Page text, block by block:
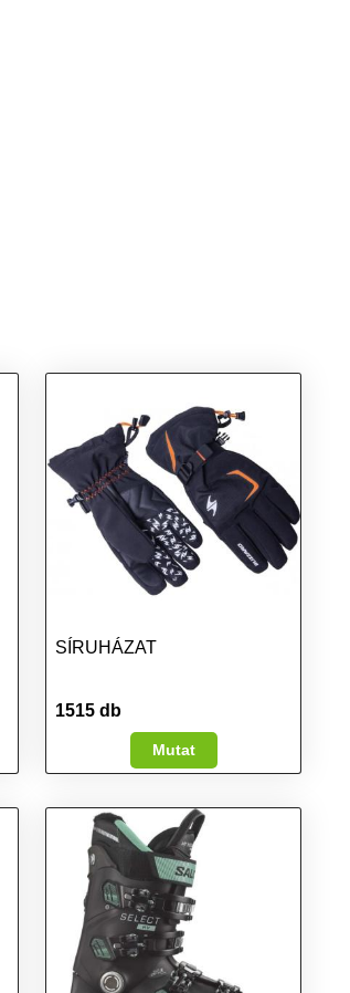
SÍRUHÁZAT
1515 db
Mutat